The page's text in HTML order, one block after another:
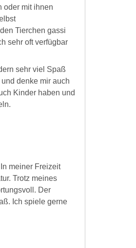
oder mit ihnen
Tierchen gassi
sehr oft verfügbar
sehr viel Spaß
denke mir auch
Kinder haben und
meiner Freizeit
Trotz meines
Der
Ich spiele gerne